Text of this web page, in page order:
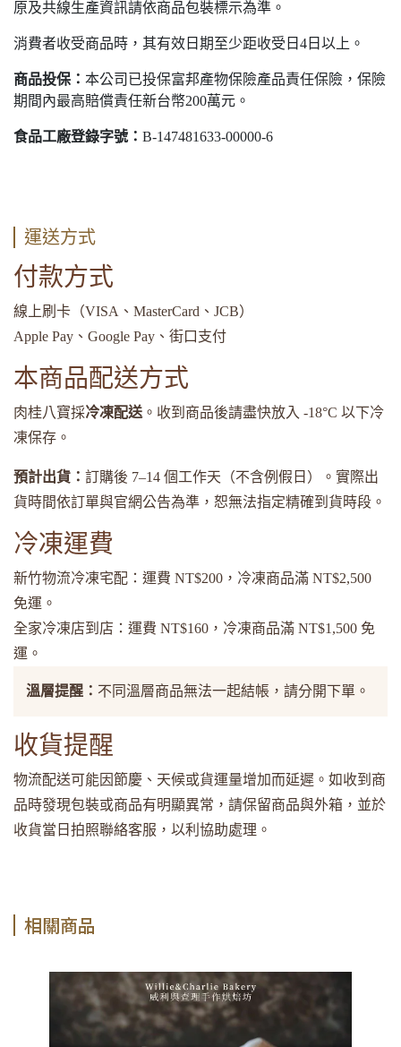
原及共線生產資訊請依商品包裝標示為準。
消費者收受商品時，其有效日期至少距收受日4日以上。
商品投保： 本公司已投保富邦產物保險產品責任保險，保險
期間內最高賠償責任新台幣200萬元。
食品工廠登錄字號： B-147481633-00000-6
運送方式
付款方式
線上刷卡（VISA、MasterCard、JCB）
Apple Pay、Google Pay、街口支付
本商品配送方式
肉桂八寶採冷凍配送 。收到商品後請盡快放入 -18°C 以下冷
凍保存。
預計出貨： 訂購後 7–14 個工作天（不含例假日）。實際出
貨時間依訂單與官網公告為準，恕無法指定精確到貨時段。
冷凍運費
新竹物流冷凍宅配：運費 NT$200，冷凍商品滿 NT$2,500
免運。
全家冷凍店到店：運費 NT$160，冷凍商品滿 NT$1,500 免
運。
溫層提醒： 不同溫層商品無法一起結帳，請分開下單。
收貨提醒
物流配送可能因節慶、天候或貨運量增加而延遲。如收到商
品時發現包裝或商品有明顯異常，請保留商品與外箱，並於
收貨當日拍照聯絡客服，以利協助處理。
相關商品